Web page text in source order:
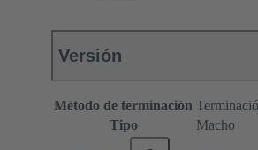
Versión
Método de terminación
Tipo
Macho